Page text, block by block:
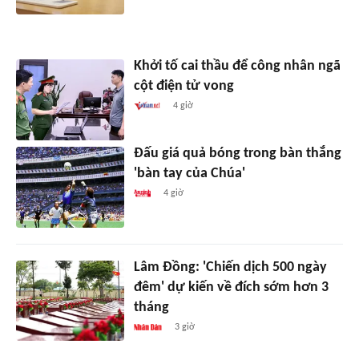
Khởi tố cai thầu để công nhân ngã
cột điện tử vong
4 giờ
Đấu giá quả bóng trong bàn thắng
'bàn tay của Chúa'
4 giờ
Lâm Đồng: 'Chiến dịch 500 ngày
đêm' dự kiến về đích sớm hơn 3
tháng
3 giờ